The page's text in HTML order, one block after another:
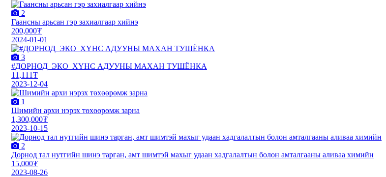
2
Гаансны арьсан гэр захиалгаар хийнэ
200,000₮
2024-01-01
3
#ДОРНОД_ЭКО_ХҮНС АДУУНЫ МАХАН ТУШЁНКА
11,111₮
2023-12-04
1
Шимийн архи нэрэх төхөөрөмж зарна
1,300,000₮
2023-10-15
2
Дорнод тал нутгийн шинэ тарган, амт шимтэй махыг удаан хадгалалтын болон амталгааны аливаа химийн
15,000₮
2023-08-26